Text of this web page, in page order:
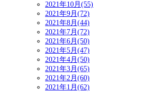
2021年10月(55)
2021年9月(72)
2021年8月(44)
2021年7月(72)
2021年6月(50)
2021年5月(47)
2021年4月(50)
2021年3月(65)
2021年2月(60)
2021年1月(62)